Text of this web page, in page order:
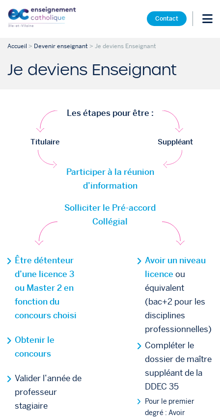
Contact
Accueil > Devenir enseignant > Je deviens Enseignant
Je deviens Enseignant
Les étapes pour être :
Titulaire Suppléant
Participer à la réunion
d’information
Solliciter le Pré-accord
Collégial
Être détenteur
d’une licence 3
ou Master 2 en
fonction du
concours choisi
Obtenir le
concours
Valider l’année de
professeur
stagiaire
Avoir un niveau
licence ou
équivalent
(bac+2 pour les
disciplines
professionnelles)
Compléter le
dossier de maître
suppléant de la
DDEC 35
Pour le premier
degré : Avoir